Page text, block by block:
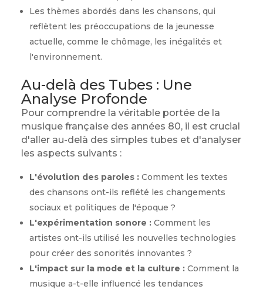
Les thèmes abordés dans les chansons, qui
reflètent les préoccupations de la jeunesse
actuelle, comme le chômage, les inégalités et
l'environnement.
Au-delà des Tubes : Une
Analyse Profonde
Pour comprendre la véritable portée de la
musique française des années 80, il est crucial
d'aller au-delà des simples tubes et d'analyser
les aspects suivants :
L'évolution des paroles :Comment les textes
des chansons ont-ils reflété les changements
sociaux et politiques de l'époque ?
L'expérimentation sonore :Comment les
artistes ont-ils utilisé les nouvelles technologies
pour créer des sonorités innovantes ?
L'impact sur la mode et la culture :Comment la
musique a-t-elle influencé les tendances